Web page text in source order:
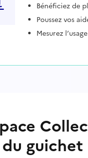
Bénéficiez de
Poussez vos
Mesurez